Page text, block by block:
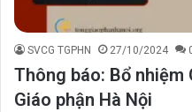
SVCG TGPHN 27/10/2024
Thông báo: Bổ nhiệm
Giáo phận Hà Nội